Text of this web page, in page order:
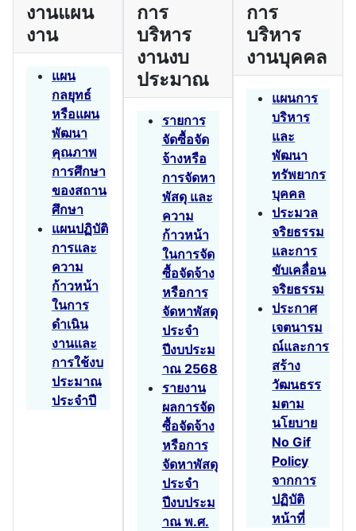
งานแผน
งาน
แผน
กลยุทธ์
หรือแผน
พัฒนา
คุณภาพ
การศึกษา
ของสถาน
ศึกษา
แผนปฏิบัติ
การและ
ความ
ก้าวหน้า
ในการ
ดำเนิน
งานและ
การใช้งบ
ประมาณ
ประจำปี
การ
บริหาร
งานงบ
ประมาณ
รายการ
จัดซื้อจัด
จ้างหรือ
การจัดหา
พัสดุ และ
ความ
ก้าวหน้า
ในการจัด
ซื้อจัดจ้าง
หรือการ
จัดหาพัสดุ
ประจำ
ปีงบประม
าณ 2568
รายงาน
ผลการจัด
ซื้อจัดจ้าง
หรือการ
จัดหาพัสดุ
ประจำ
ปีงบประม
าณ พ.ศ.
การ
บริหาร
งานบุคคล
แผนการ
บริหาร
และ
พัฒนา
ทรัพยากร
บุคคล
ประมวล
จริยธรรม
และการ
ขับเคลื่อน
จริยธรรม
ประกาศ
เจตนารม
ณ์และการ
สร้าง
วัฒนธรร
มตาม
นโยบาย
No Gif
Policy
จากการ
ปฏิบัติ
หน้าที่